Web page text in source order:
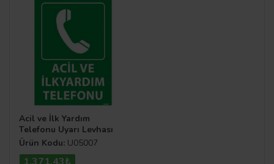
Acil ve İlk Yardım
Telefonu Uyarı Levhası
Ürün Kodu: U05007